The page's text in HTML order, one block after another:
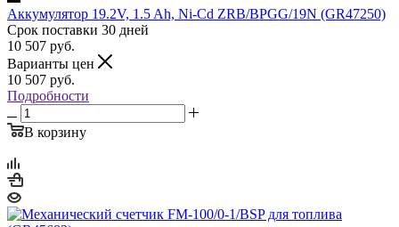
Аккумулятор 19.2V, 1.5 Ah, Ni-Cd ZRB/BPGG/19N (GR47250)
Срок поставки 30 дней
10 507 руб.
Варианты цен
10 507 руб.
Подробности
В корзину